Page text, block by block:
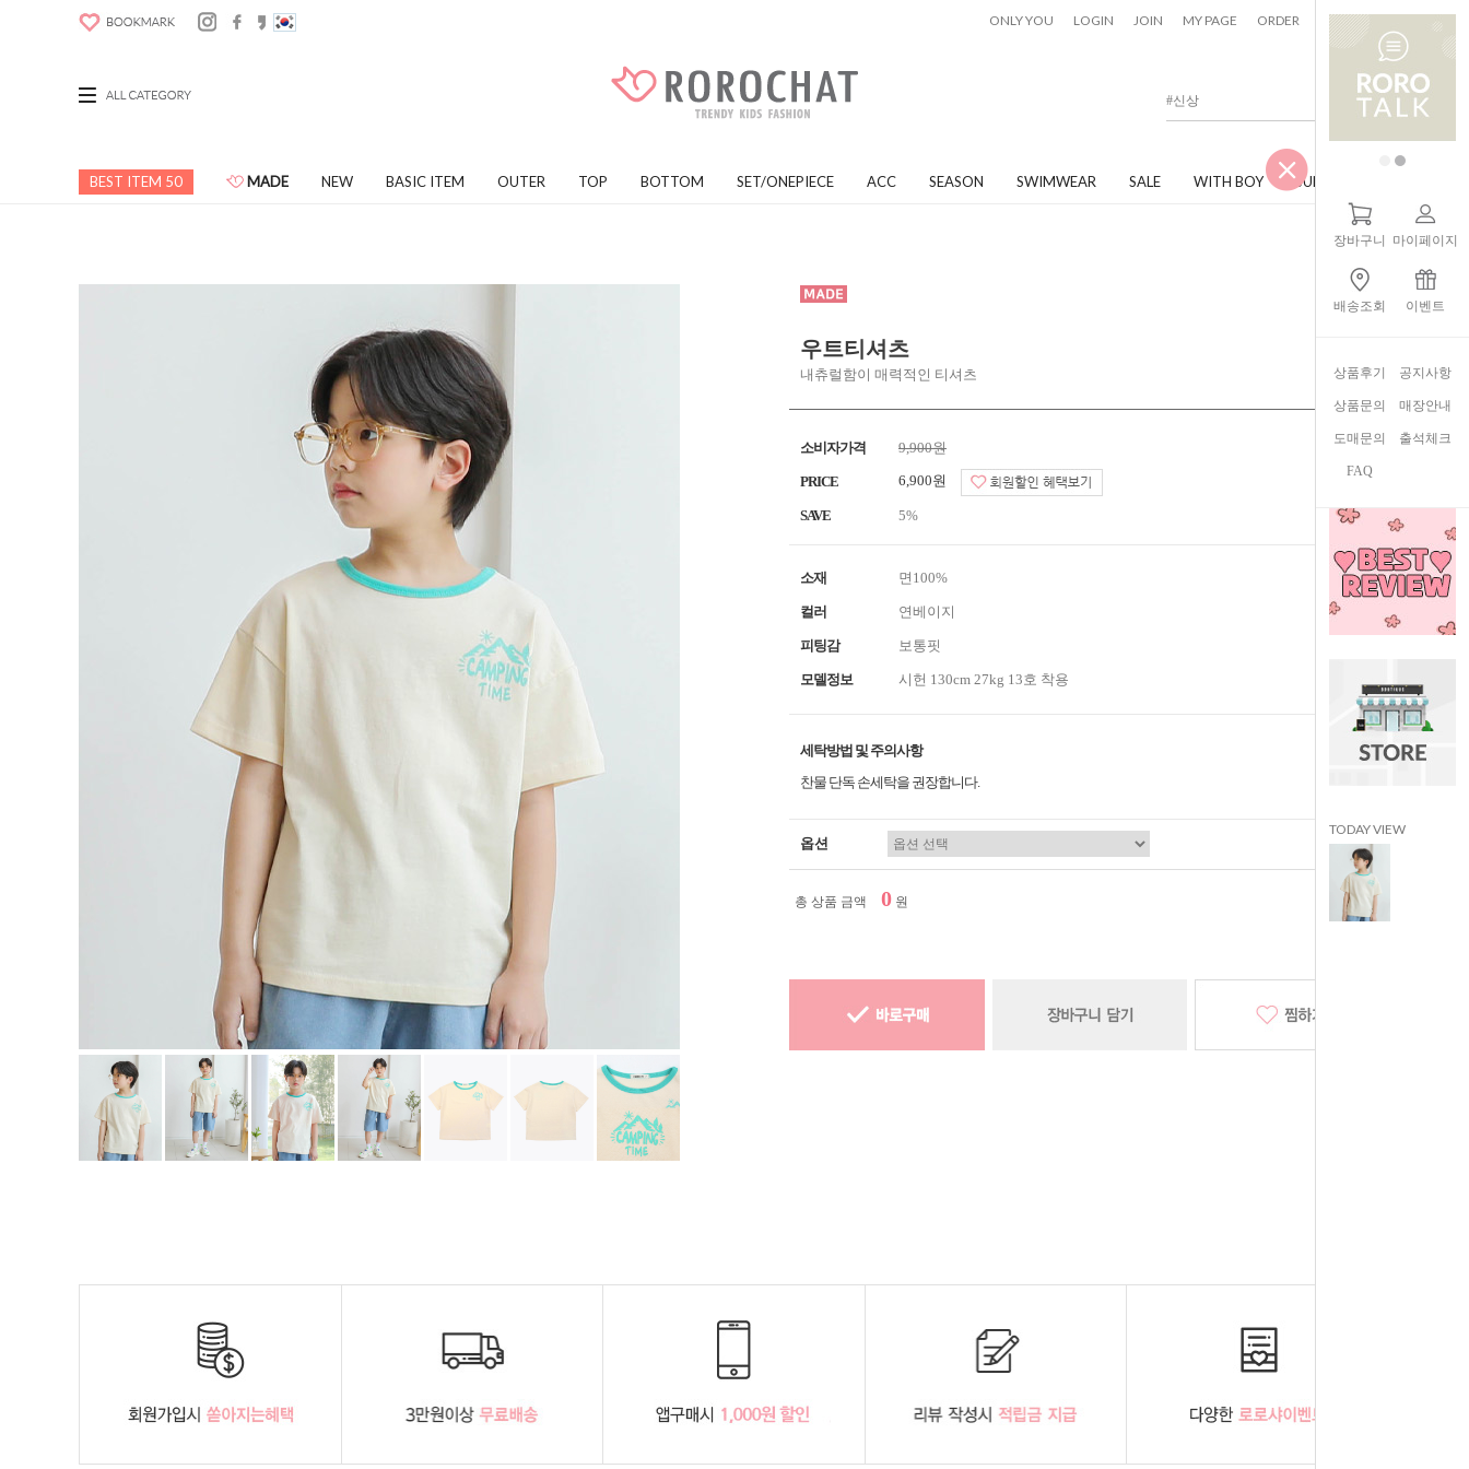
ONLY YOU LOGIN JOIN MY PAGE ORDER CART 0
BEST ITEM 50 MADE NEW BASIC ITEM OUTER TOP BOTTOM SET/ONEPIECE ACC SEASON SWIMWEAR SALE WITH BOY JUNIOR
장바구니 마이페이지
배송조회 이벤트
상품후기 공지사항
상품문의 매장안내
도매문의 출석체크
FAQ
TODAY VIEW
우트티셔츠
내츄럴함이 매력적인 티셔츠
소비자가격 9,900원
PRICE 6,900원
SAVE 5%
소재 면100%
컬러 연베이지
피팅감 보통핏
모델정보 시헌 130cm 27kg 13호 착용
세탁방법 및 주의사항
찬물 단독 손세탁을 권장합니다.
옵션
총 상품 금액 0 원